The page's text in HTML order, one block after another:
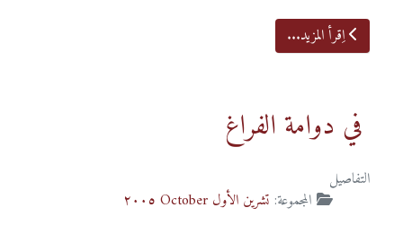
اِقرأ المزيد...
في دوامة الفراغ
التفاصيل
المجموعة: تشرين الأول October ٢٠٠٥